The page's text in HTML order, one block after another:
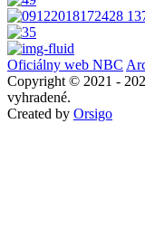
Oficiálny web NBC
Copyright © 2021 -
vyhradené.
Created by Orsigo